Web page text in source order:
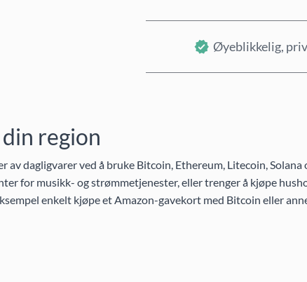
Øyeblikkelig,
region
dagligvarer ved å bruke Bitcoin, Ethereum, Litecoin, Solana
for musikk- og strømmetjenester, eller trenger å kjøpe
enkelt kjøpe et Amazon-gavekort med Bitcoin eller